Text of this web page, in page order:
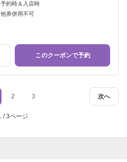
予約時＆入店時
他券併用不可
このクーポンで予約
次へ
2 3
/ 3ページ